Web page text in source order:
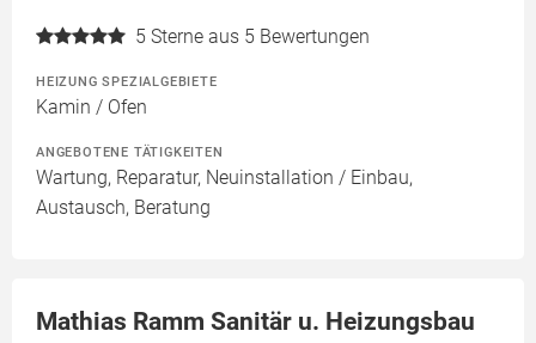
5 Sterne aus 5 Bewertungen
HEIZUNG SPEZIALGEBIETE
Kamin / Ofen
ANGEBOTENE TÄTIGKEITEN
Wartung, Reparatur, Neuinstallation / Einbau,
Austausch, Beratung
Mathias Ramm Sanitär u. Heizungsbau